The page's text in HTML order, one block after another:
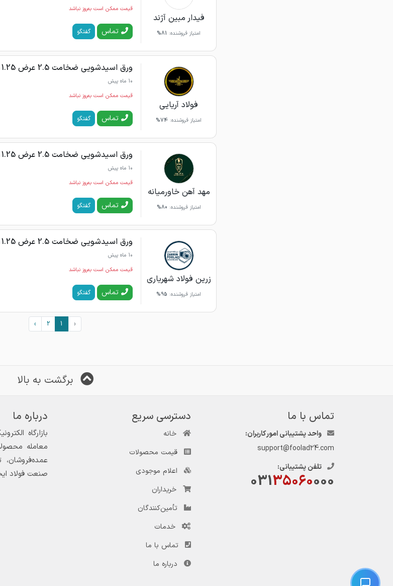
فیدار مبین آژند
امتیاز فروشنده: 81%
قیمت ممکن است به‌روز نباشد
تماس گفتگو
فولاد آریایی
امتیاز فروشنده: 74%
ورق اسیدشویی ضخامت 2.5 عرض 1.25 متر ST37
10 ماه پیش
قیمت ممکن است به‌روز نباشد
تماس گفتگو
مهد آهن خاورمیانه
امتیاز فروشنده: 80%
ورق اسیدشویی ضخامت 2.5 عرض 1.25 متر ST37
10 ماه پیش
قیمت ممکن است به‌روز نباشد
تماس گفتگو
زرین فولاد شهریاری
امتیاز فروشنده: 95%
ورق اسیدشویی ضخامت 2.5 عرض 1.25 متر ST37
10 ماه پیش
قیمت ممکن است به‌روز نباشد
تماس گفتگو
‹
1
2
›
برگشت به بالا
تماس با ما
واحد پشتیبانی امور کاربران:
support@foolad24.com
تلفن پشتیبانی:
03135060000
دسترسی سریع
خانه
قیمت محصولات
اعلام موجودی
خریداران
تأمین‌کنندگان
خدمات
تماس با ما
درباره ما
درباره ما
معامله
عمده‌فروشان،
صنعت فولاد